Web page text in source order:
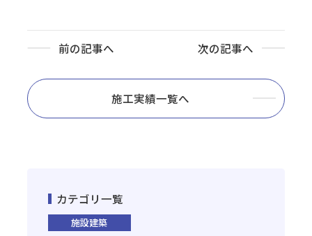
前の記事へ 次の記事へ
施工実績一覧へ
カテゴリ一覧
施設建築